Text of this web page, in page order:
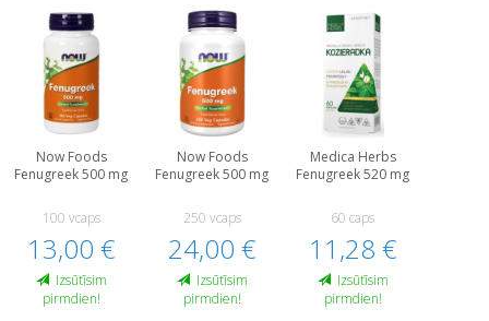
Now Foods
Fenugreek 500 mg
100 vcaps
13,00 €
Izsūtīsim
pirmdien!
Now Foods
Fenugreek 500 mg
250 vcaps
24,00 €
Izsūtīsim
pirmdien!
Medica Herbs
Fenugreek 520 mg
60 caps
11,28 €
Izsūtīsim
pirmdien!